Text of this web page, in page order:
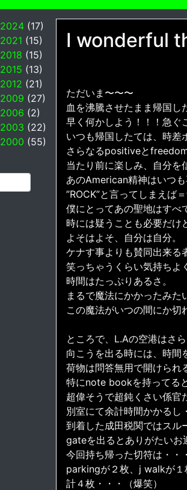
2024 (17)
2021 (15)
2018 (15)
2015 (13)
2012 (21)
2009 (27)
2006 (2)
2003 (22)
2000 (55)
I wonderful
ただいま〜〜〜
血を沸騰させたまま帰国し
早く何かしよう！！！急ぐ
いつも帰国したては、時
さらなるpositiveと
当たり前に楽しみ、自分
あのAmerican精神はいつ
”ROCK”と言ってしまえば
僕にとってあの聖地はすべ
時には疑うことも必要だけ
よそはよそ、自分は自分。
ケナす事よりも賛同出来る
笑っちゃうくらい気持ちよ
時間はたっぷりあるさ。
まるで魔法にかかったみた
この魔法がいつの間にか切
ところで、L.Aの空港はさ
向こうを出る時には、時間
荷物は問答無用で開けられ
特にnote bookを持ってる
超偉そうで超鈍くさい係
別室にて余計時間かかるし
到着した成田税関ではスル
gateを出るとありがたいお
今回持ち帰った切符は・・・
parkingが２枚、j walkが１
計４枚・・・（爆笑）